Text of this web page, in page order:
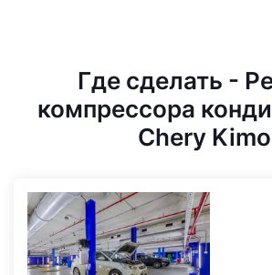
Где сделать -
компрессора
Chery Kimo